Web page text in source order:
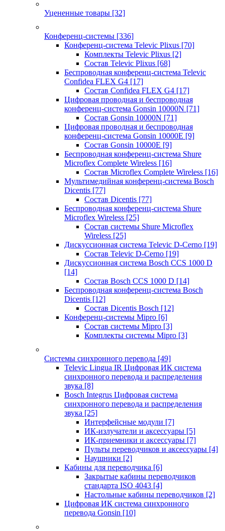
Уцененные товары [32]
Конференц-системы [336]
Конференц-система Televic Plixus [70]
Комплекты Televic Plixus [2]
Состав Televic Plixus [68]
Беспроводная конференц-система Televic
Confidea FLEX G4 [17]
Состав Confidea FLEX G4 [17]
Цифровая проводная и беспроводная
конференц-система Gonsin 10000N [71]
Состав Gonsin 10000N [71]
Цифровая проводная и беспроводная
конференц-система Gonsin 10000E [9]
Состав Gonsin 10000E [9]
Беспроводная конференц-система Shure
Microflex Complete Wireless [16]
Состав Microflex Complete Wireless [16]
Мультимедийная конференц-система Bosch
Dicentis [77]
Состав Dicentis [77]
Беспроводная конференц-система Shure
Microflex Wireless [25]
Состав системы Shure Microflex
Wireless [25]
Дискуссионная система Televic D-Cerno [19]
Состав Televic D-Cerno [19]
Дискуссионная система Bosch CCS 1000 D
[14]
Состав Bosch CCS 1000 D [14]
Беспроводная конференц-система Bosch
Dicentis [12]
Состав Dicentis Bosch [12]
Конференц-системы Mipro [6]
Состав системы Mipro [3]
Комплекты системы Mipro [3]
Системы синхронного перевода [49]
Televic Lingua IR Цифровая ИК система
синхронного перевода и распределения
звука [8]
Bosch Integrus Цифровая система
синхронного перевода и распределения
звука [25]
Интерфейсные модули [7]
ИК-излучатели и аксессуары [5]
ИК-приемники и аксессуары [7]
Пульты переводчиков и аксессуары [4]
Наушники [2]
Кабины для переводчика [6]
Закрытые кабины переводчиков
стандарта ISO 4043 [4]
Настольные кабины переводчиков [2]
Цифровая ИК система синхронного
перевода Gonsin [10]